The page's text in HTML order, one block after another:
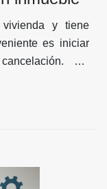
y tiene
es iniciar
Así
de limitaciones